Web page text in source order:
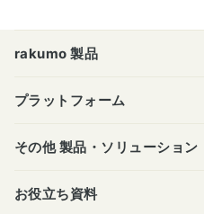
rakumo 製品
プラットフォーム
その他 製品・ソリューション
お役立ち資料